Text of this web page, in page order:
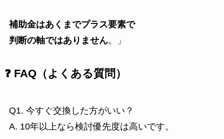
補助金はあくまでプラス要素で
判断の軸ではありません。」
❓ FAQ（よくある質問）
Q1. 今すぐ交換した方がいい？
A. 10年以上なら検討優先度は高いです。